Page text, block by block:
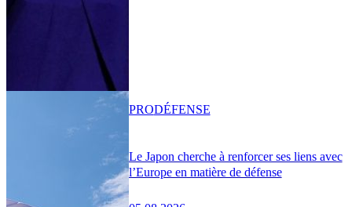
Le Japon cherche à renforcer ses liens avec
l’Europe en matière de défense
PRODÉFENSE